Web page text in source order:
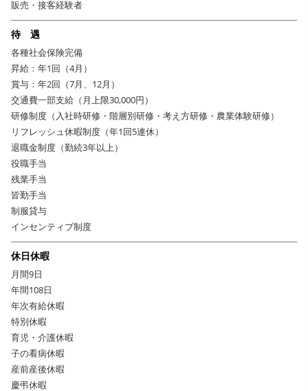
販売・接客経験者
待 遇
各種社会保険完備
昇給：年1回（4月）
賞与：年2回（7月、12月）
交通費一部支給（月上限30,000円）
研修制度（入社時研修・階層別研修・考え方研修・農業体験研修）
リフレッシュ休暇制度（年1回5連休）
退職金制度（勤続3年以上）
役職手当
残業手当
皆勤手当
制服貸与
インセンティブ制度
休日休暇
月間9日
年間108日
年次有給休暇
特別休暇
育児・介護休暇
子の看病休暇
産前産後休暇
慶弔休暇